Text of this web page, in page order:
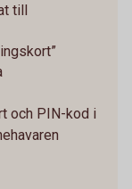
till
och PIN-kod i